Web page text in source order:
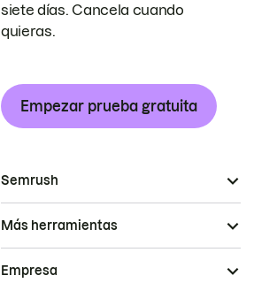
siete días. Cancela cuando
quieras.
Empezar prueba gratuita
Semrush
Más herramientas
Empresa